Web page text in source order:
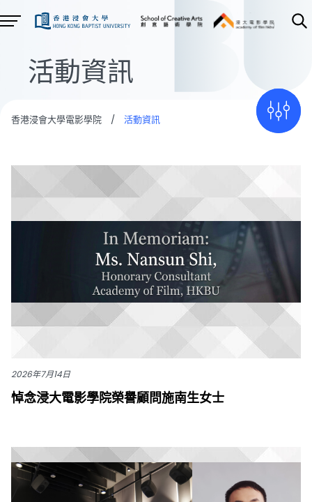
活動資訊
香港浸會大學電影學院 / 活動資訊
2026年7月14日
悼念浸大電影學院榮譽顧問施南生女士